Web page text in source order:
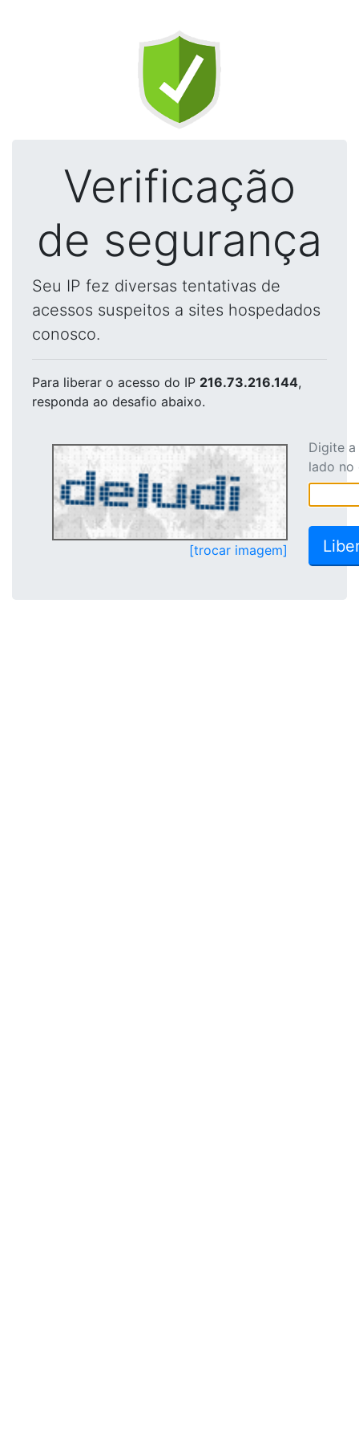
Verificação
de segurança
Seu IP fez diversas tentativas de
acessos suspeitos a sites hospedados
conosco.
Para liberar o acesso do IP 216.73.216.144,
responda ao desafio abaixo.
[trocar imagem]
Digite
lado no